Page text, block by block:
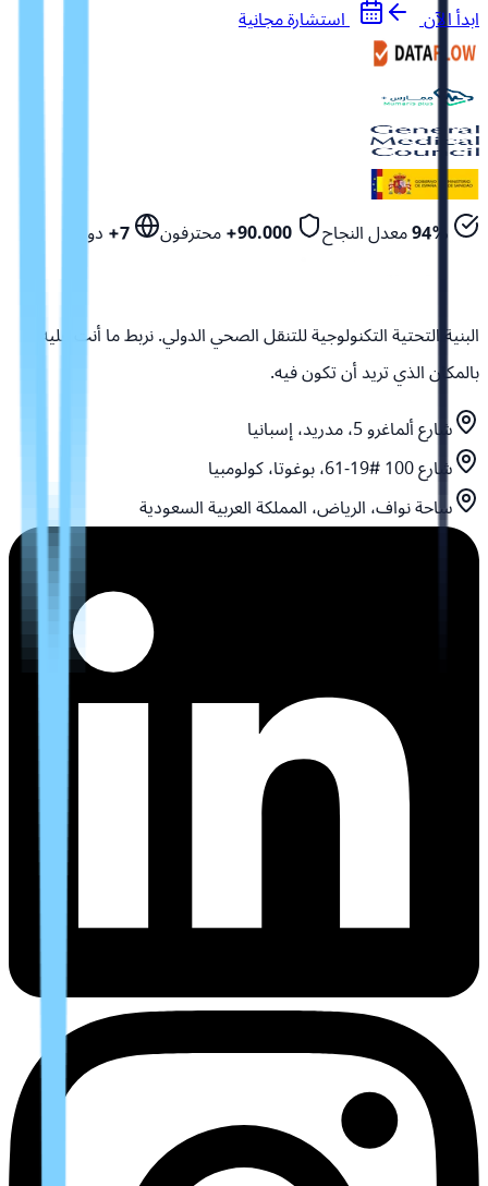
ابدأ الآن
استشارة مجانية
94%معدل النجاح 90.000+ محترفون 7+ دول
البنية التحتية التكنولوجية للتنقل الصحي الدولي. نربط ما أنت عليه
بالمكان الذي تريد أن تكون فيه.
شارع ألماغرو 5، مدريد، إسبانيا
شارع 100 #19-61، بوغوتا، كولومبيا
ساحة نواف، الرياض، المملكة العربية السعودية